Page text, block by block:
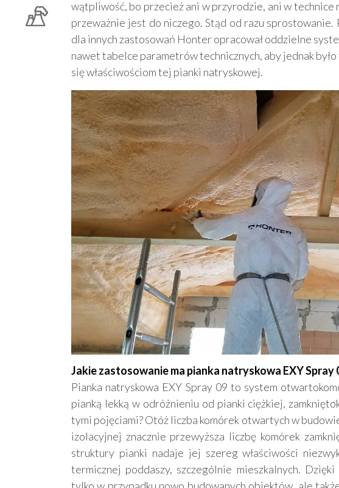
wątpliwość, bo przecież ani w przyrodzie, ani w
przeważnie jest do niczego. Stąd od razu
dla innych zastosowań Honter opracował oddzielne
nawet tabelce parametrów technicznych, aby jednak
się właściwościom tej pianki natryskowej.
Jakie zastosowanie ma pianka natryskowa EXY Spray
Pianka natryskowa EXY Spray 09 to system
pianką lekką w odróżnieniu od pianki ciężkiej,
tymi pojęciami? Otóż liczba komórek otwartych w
izolacyjnej znacznie przewyższa liczbę komórek
struktury pianki nadaje jej szereg właściwości
termicznej poddaszy, szczególnie mieszkalnych.